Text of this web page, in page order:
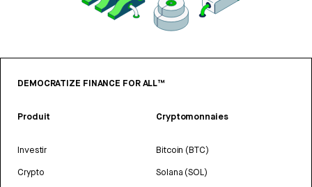
DEMOCRATIZE FINANCE FOR ALL™
Produit
Investir
Crypto
Cryptomonnaies
Bitcoin (BTC)
Solana (SOL)